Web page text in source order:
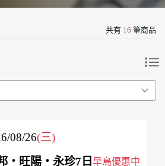
共有 16 筆商品
08/26(三)
‧旺陽‧永珍7日 早鳥優惠中